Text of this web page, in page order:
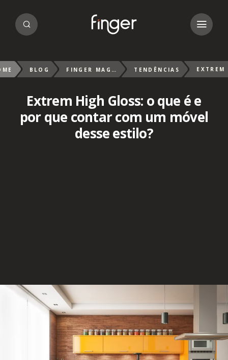
BLOG FINGER MAGAZIN TENDÊNCIAS
Extrem High Gloss: o que é e
por que contar com um móvel
desse estilo?